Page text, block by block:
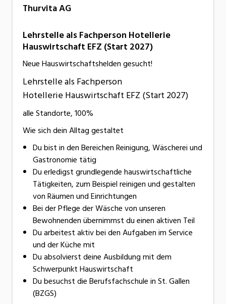
Thurvita AG
Lehrstelle als Fachperson Hotellerie
Hauswirtschaft EFZ (Start 2027)
Neue Hauswirtschaftshelden gesucht!
Lehrstelle als Fachperson
Hotellerie Hauswirtschaft EFZ (Start 2027)
alle Standorte, 100%
Wie sich dein Alltag gestaltet
Du bist in den Bereichen Reinigung, Wäscherei und
Gastronomie tätig
Du erledigst grundlegende hauswirtschaftliche
Tätigkeiten, zum Beispiel reinigen und gestalten
von Räumen und Einrichtungen
Bei der Pflege der Wäsche von unseren
Bewohnenden übernimmst du einen aktiven Teil
Du arbeitest aktiv bei den Aufgaben im Service
und der Küche mit
Du absolvierst deine Ausbildung mit dem
Schwerpunkt Hauswirtschaft
Du besuchst die Berufsfachschule in St. Gallen
(BZGS)